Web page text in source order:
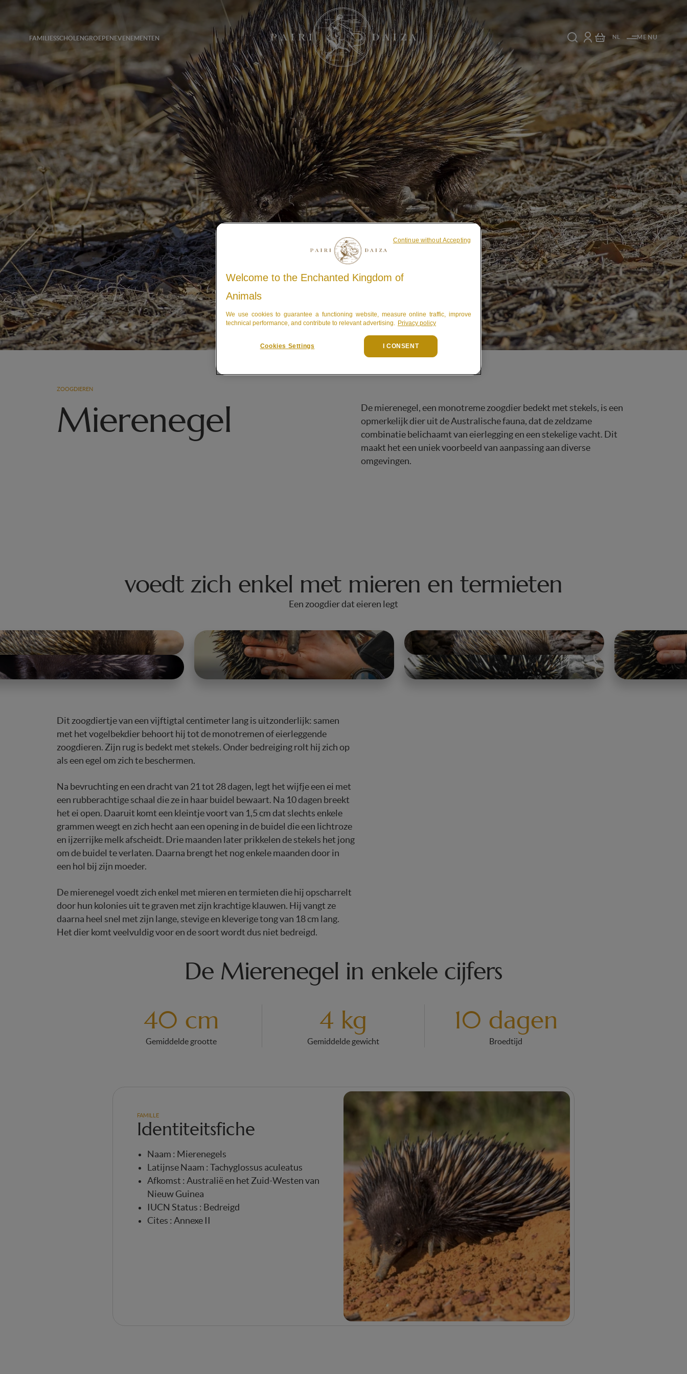
FAMILIESSCHOLENGROEPEN EVENEMENTEN NL MENU
ZOOGDIEREN
Mierenegel
De mierenegel, een monotreme zoogdier bedekt met stekels, is een
opmerkelijk dier uit de Australische fauna, dat de zeldzame
combinatie belichaamt van eierlegging en een stekelige vacht. Dit
maakt het een uniek voorbeeld van aanpassing aan diverse
omgevingen.
voedt zich enkel met mieren en termieten
Een zoogdier dat eieren legt
Dit zoogdiertje van een vijftigtal centimeter lang is uitzonderlijk: samen
met het vogelbekdier behoort hij tot de monotremen of eierleggende
zoogdieren. Zijn rug is bedekt met stekels. Onder bedreiging rolt hij zich op
als een egel om zich te beschermen.
Na bevruchting en een dracht van 21 tot 28 dagen, legt het wijfje een ei met
een rubberachtige schaal die ze in haar buidel bewaart. Na 10 dagen breekt
het ei open. Daaruit komt een kleintje voort van 1,5 cm dat slechts enkele
grammen weegt en zich hecht aan een opening in de buidel die een lichtroze
en ijzerrijke melk afscheidt. Drie maanden later prikkelen de stekels het jong
om de buidel te verlaten. Daarna brengt het nog enkele maanden door in
een hol bij zijn moeder.
De mierenegel voedt zich enkel met mieren en termieten die hij opscharrelt
door hun kolonies uit te graven met zijn krachtige klauwen. Hij vangt ze
daarna heel snel met zijn lange, stevige en kleverige tong van 18 cm lang.
Het dier komt veelvuldig voor en de soort wordt dus niet bedreigd.
De Mierenegel in enkele cijfers
40 cm
Gemiddelde grootte
4 kg
Gemiddelde gewicht
10 dagen
Broedtijd
FAMILLE
Identiteitsfiche
Naam : Mierenegels
Latijnse Naam : Tachyglossus aculeatus
Afkomst : Australië en het Zuid-Westen van
Nieuw Guinea
IUCN Status : Bedreigd
Cites : Annexe II
Welcome to the Enchanted Kingdom of
Animals
We use cookies to guarantee a functioning website, measure online traffic, improve
technical performance, and contribute to relevant advertising. Privacy policy
Cookies Settings I CONSENT
Continue without Accepting